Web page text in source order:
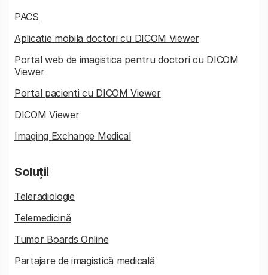
PACS
Aplicatie mobila doctori cu DICOM Viewer
Portal web de imagistica pentru doctori cu DICOM
Viewer
Portal pacienti cu DICOM Viewer
DICOM Viewer
Imaging Exchange Medical
Soluții
Teleradiologie
Telemedicină
Tumor Boards Online
Partajare de imagistică medicală